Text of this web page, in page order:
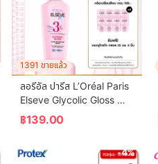
1391 ขายแล้ว
ลอรีอัล ปารีส L’Oréal Paris
Elseve Glycolic Gloss
Serum 80ml เซรั่มบำรุงผม
เพื่อผมกลอส เงางาม ผมสวย
฿139.00
-4%